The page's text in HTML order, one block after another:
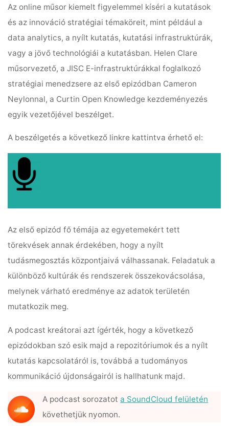
Az online műsor kiemelt figyelemmel kíséri a kutatások
és az innováció stratégiai témaköreit, mint például a
data analytics, a nyílt kutatás, kutatási infrastruktúrák,
vagy a jövő technológiái a kutatásban. Helen Clare
műsorvezető, a JISC E-infrastruktúrákkal foglalkozó
stratégiai menedzsere az első epizódban Cameron
Neylonnal, a Curtin Open Knowledge kezdeményezés
egyik vezetőjével beszélget.
A beszélgetés a következő linkre kattintva érhető el:
Az első epizód fő témája az egyetemekért tett
törekvések annak érdekében, hogy a nyílt
tudásmegosztás központjaivá válhassanak. Feladatuk a
különböző kultúrák és rendszerek összekovácsolása,
melynek várható eredménye az adatok területén
mutatkozik meg.
A podcast kreátorai azt ígérték, hogy a következő
epizódokban szó esik majd a repozitóriumok és a nyílt
kutatás kapcsolatáról is, továbbá a tudományos
kommunikáció újdonságairól is hallhatunk majd.
A podcast sorozatota SoundCloud felületén
követhetjük nyomon.